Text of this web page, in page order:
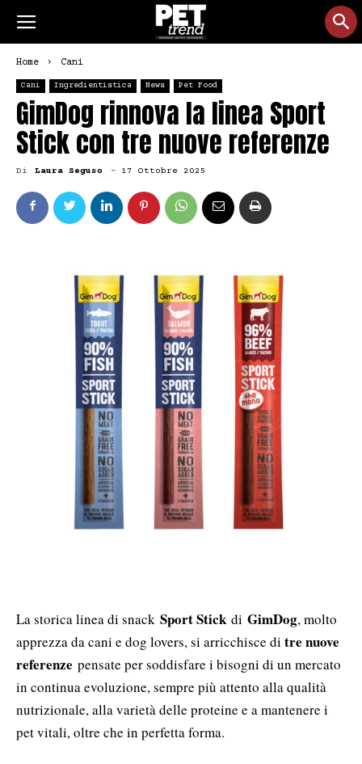
Home Cani
Cani Ingredientistica News Pet Food
GimDog rinnova la linea Sport
Stick con tre nuove referenze
Di Laura Seguso - 17 Ottobre 2025
La storica linea di snack Sport Stickdi GimDog, molto
apprezza da cani e dog lovers, si arricchisce di tre nuove
referenze pensate per soddisfare i bisogni di un mercato
in continua evoluzione, sempre più attento alla qualità
nutrizionale, alla varietà delle proteine e a mantenere i
pet vitali, oltre che in perfetta forma.